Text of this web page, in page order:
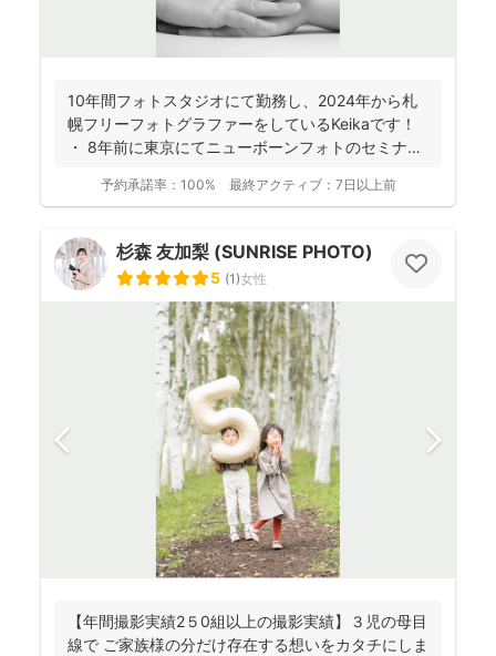
10年間フォトスタジオにて勤務し、2024年から札
幌フリーフォトグラファーをしているKeikaです！
・ 8年前に東京にてニューボーンフォトのセミナ
予約承諾率： 100% 最終アクティブ： 7日以上前
杉森 友加梨 (SUNRISE PHOTO)
5 (1)女性
【年間撮影実績2５0組以上の撮影実績】３児の母目
線で ご家族様の分だけ存在する想いをカタチにしま